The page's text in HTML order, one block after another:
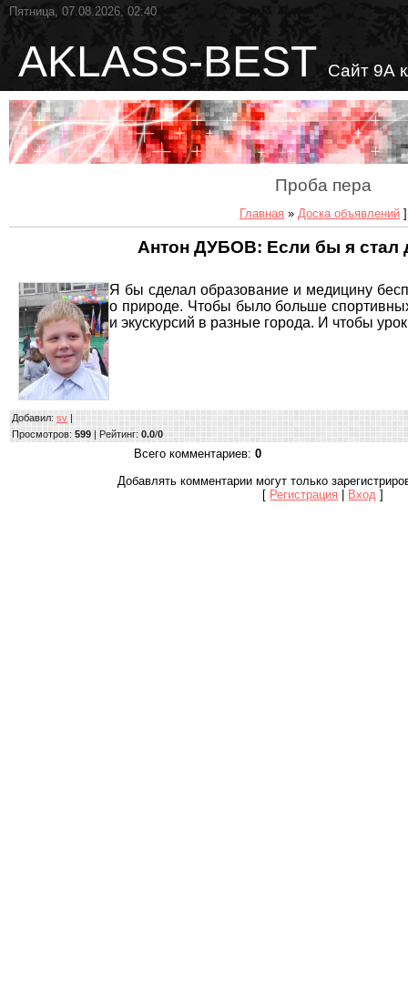
Пятница, 07.08.2026, 02:40
AKLASS-BEST Сайт 9А
Проба пера
Главная » Доска объявлений ]
Антон ДУБОВ: Если бы я стал
Я бы сделал образование и медицину
о природе. Чтобы было больше
и экускурсий в разные города. И чтобы
Добавил: sv
Просмотров: 599 Рейтинг: 0.0/0
Всего комментариев: 0
Добавлять комментарии могут только
[ Регистрация Вход ]